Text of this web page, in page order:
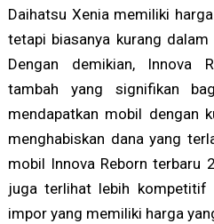
Daihatsu Xenia memiliki
tetapi biasanya kurang
Dengan demikian, Innova
tambah yang signifikan
mendapatkan mobil dengan
menghabiskan dana yang
mobil Innova Reborn terbaru
juga terlihat lebih kompetitif
impor yang memiliki harga